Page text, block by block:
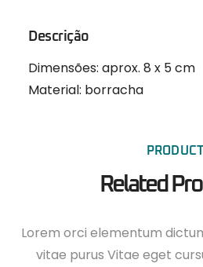
Descrição
Dimensões: aprox. 8 x 5 cm
Material: borracha
Related
Lorem orci elementum
vitae purus Vitae eget